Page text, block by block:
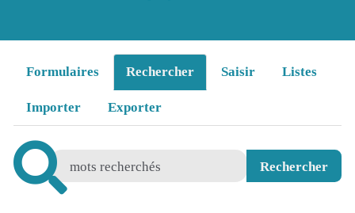
Formulaires Rechercher Saisir Listes
Importer Exporter